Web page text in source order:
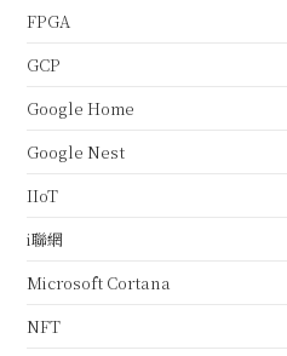
FPGA
GCP
Google Home
Google Nest
IIoT
i聯網
Microsoft Cortana
NFT